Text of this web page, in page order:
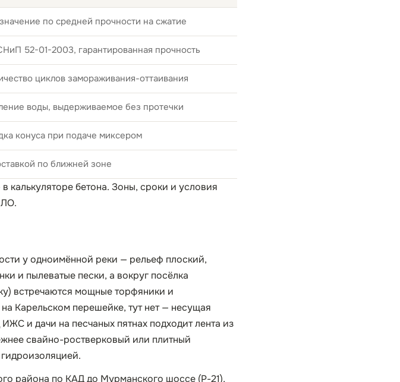
по средней прочности на сжатие
52-01-2003, гарантированная прочность
циклов замораживания-оттаивания
воды, выдерживаемое без протечки
конуса при подаче миксером
по ближней зоне
в калькуляторе бетона. Зоны, сроки и условия
ЛО.
у одноимённой реки — рельеф плоский,
и пылеватые пески, а вокруг посёлка
встречаются мощные торфяники и
Карельском перешейке, тут нет — несущая
и дачи на песчаных пятнах подходит лента из
свайно-ростверковый или плитный
района по КАД до Мурманского шоссе (Р-21),